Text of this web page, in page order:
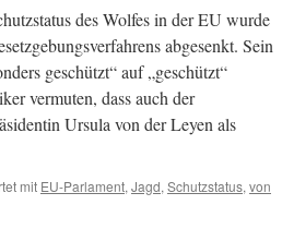
des Wolfes in der EU wurde
abgesenkt. Sein
geschützt“ auf „geschützt“
vermuten, dass auch der
Ursula von der Leyen als
mit EU-Parlament, Jagd, Schutzstatus, von